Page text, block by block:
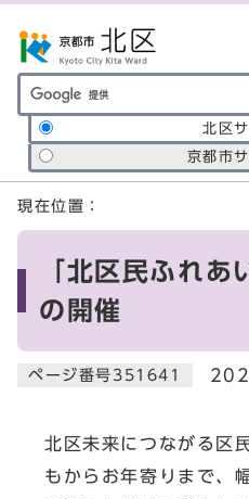
サイト内検索の範囲
北区
京都市
ここから本文です
現在位置：
「北区民ふれ
の開催
ページ番号351641
北区未来につながる区
もからお年寄りまで、